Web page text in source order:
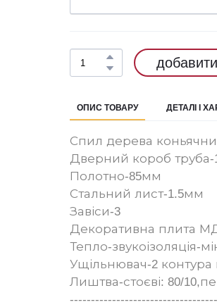
ОПИС ТОВАРУ ДЕТАЛІ І
Спил дерева
Дверний короб труба-
Полотно-85мм
Стальний лист-1.5мм
Завіси-3
Декоративна плита
Тепло-звукоізоляція-
Ущільнювач-2 контура
Лиштва-стоєві: 80/